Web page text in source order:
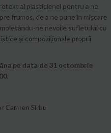
al plasticienei pentru a ne
frumos, de a ne pune în mișcare
ne nevoile sufletului cu
și compoziționale proprii
pe data de 31 octombrie
Carmen Sîrbu